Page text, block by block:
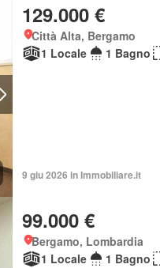
129.000 €
Città Alta, Bergamo
1 Locale
1 Bagno
9 giu 2026 in Immobiliare.it
99.000 €
Bergamo, Lombardia
1 Locale
1 Bagno